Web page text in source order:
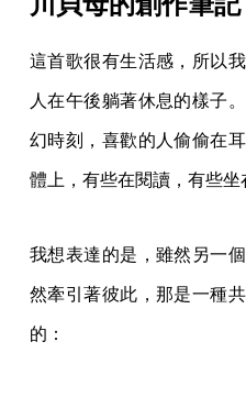
這首歌很有生活感，所以
人在午後躺著休息的樣子
幻時刻，喜歡的人偷偷在
體上，有些在閱讀，有些坐
我想表達的是，雖然另一
然牽引著彼此，那是一種
的：